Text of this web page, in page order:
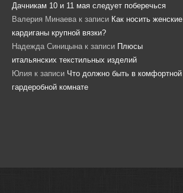
Дачникам 10 и 11 мая следует поберечься
Валерия Минаева к записи Как носить женские
кардиганы крупной вязки?
Надежда Синицына к записи Плюсы
итальянских текстильных изделий
Юлия к записи Что должно быть в комфортной
гардеробной комнате